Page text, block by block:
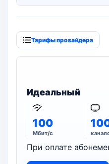
Тарифы провайдера
Идеальный
100
Мбит/с
При оплате